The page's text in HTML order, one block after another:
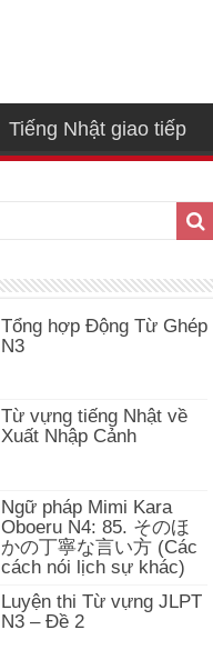
Tiếng Nhật giao tiếp
Tổng hợp Động Từ Ghép
N3
Từ vựng tiếng Nhật về
Xuất Nhập Cảnh
Ngữ pháp Mimi Kara
Oboeru N4: 85. そのほ
かの丁寧な言い方 (Các
cách nói lịch sự khác)
Luyện thi Từ vựng JLPT
N3 – Đề 2